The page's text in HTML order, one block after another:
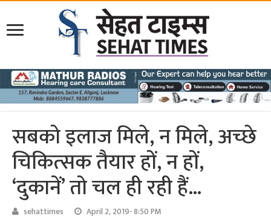
सबको इलाज मिले, न मिले, अच्‍छे
चिकित्‍सक तैयार हों, न हों,
‘दुकानें’ तो चल ही रही हैं…
sehattimes April 2, 2019- 8:50 PM